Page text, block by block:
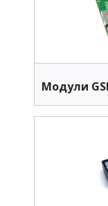
Модули